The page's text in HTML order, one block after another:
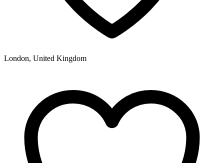
London, United Kingdom